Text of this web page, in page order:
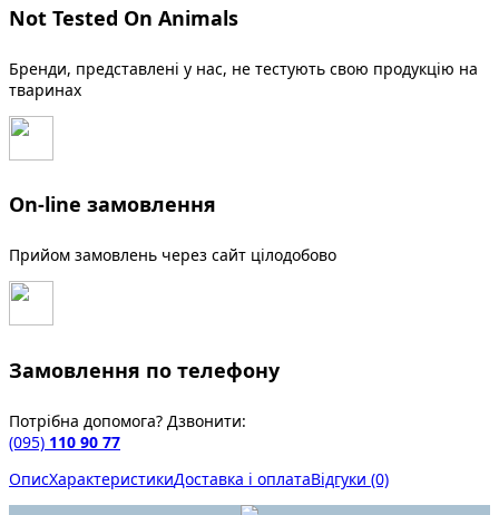
Not Tested On Animals
Бренди, представлені у нас, не тестують свою продукцію на
тваринах
On-line замовлення
Прийом замовлень через сайт цілодобово
Замовлення по телефону
Потрібна допомога? Дзвонити:
(095) 110 90 77
ОписХарактеристикиДоставка і оплатаВідгуки (0)